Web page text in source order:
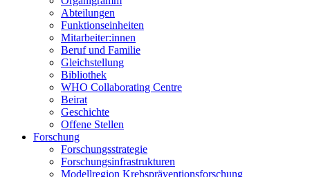
Abteilungen
Funktionseinheiten
Mitarbeiter:innen
Beruf und Familie
Gleichstellung
Bibliothek
WHO Collaborating Centre
Beirat
Geschichte
Offene Stellen
Forschung
Forschungsstrategie
Forschungsinfrastrukturen
Modellregion Krebspräventionsforschung